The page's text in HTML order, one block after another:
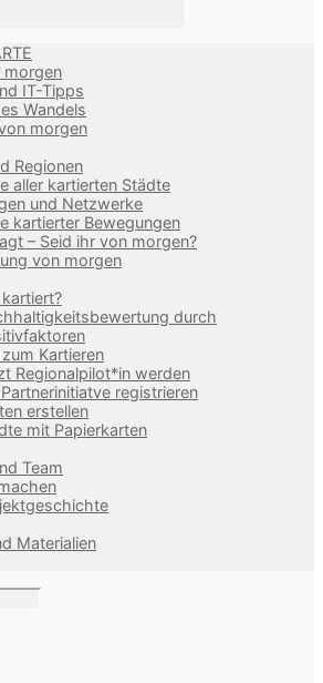
morgen
IT-Tipps
Wandels
morgen
Regionen
aller kartierten Städte
und Netzwerke
kartierter Bewegungen
– Seid ihr von morgen?
von morgen
durch
Kartieren
Regionalpilot*in werden
registrieren
erstellen
mit Papierkarten
Team
Materialien